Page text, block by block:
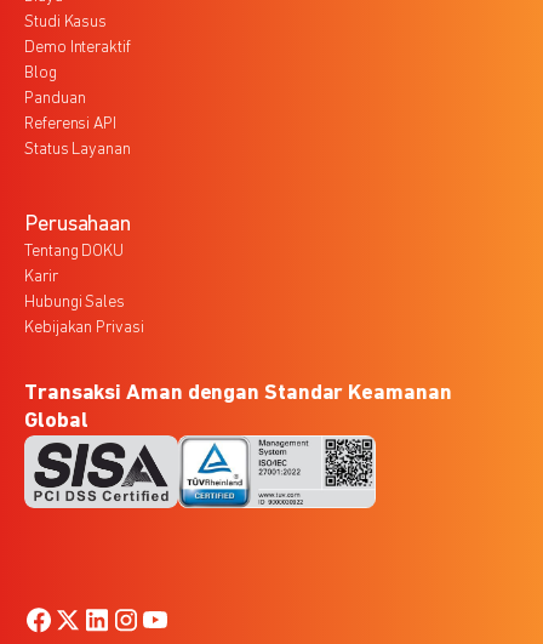
Studi Kasus
Demo Interaktif
Blog
Panduan
Referensi API
Status Layanan
Perusahaan
Tentang DOKU
Karir
Hubungi Sales
Kebijakan Privasi
Transaksi Aman dengan Standar Keamanan
Global